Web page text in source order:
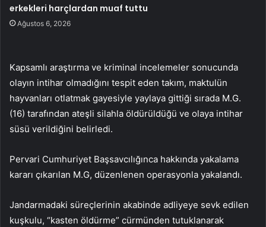
erkekleri harçlardan muaf tuttu
Ağustos 6, 2026
Kapsamlı araştırma ve kriminal incelemeler sonucunda
olayın intihar olmadığını tespit eden takım, maktulün
hayvanları otlatmak gayesiyle yaylaya gittiği sırada M.G.
(16) tarafından ateşli silahla öldürüldüğü ve olaya intihar
süsü verildiğini belirledi.
Pervari Cumhuriyet Başsavcılığınca hakkında yakalama
kararı çıkarılan M.G, düzenlenen operasyonla yakalandı.
Jandarmadaki süreçlerinin akabinde adliyeye sevk edilen
kuşkulu, “kasten öldürme” cürmünden tutuklanarak